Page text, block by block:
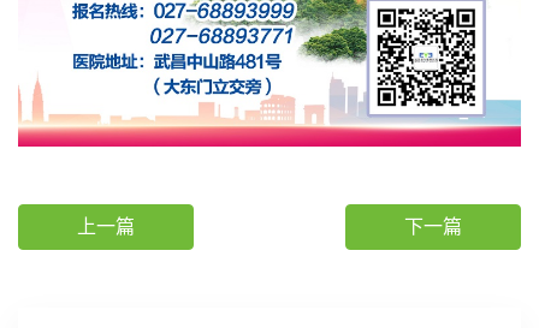
上一篇 下一篇